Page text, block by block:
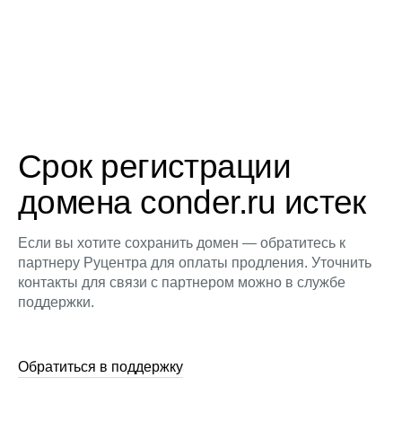
Срок регистрации
домена conder.ru истек
Если вы хотите сохранить домен — обратитесь к
партнеру Руцентра для оплаты продления. Уточнить
контакты для связи с партнером можно в службе
поддержки.
Обратиться в поддержку